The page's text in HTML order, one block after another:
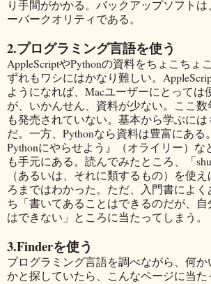
り手間がかかる。バックアップソフト
ーバークオリティである。
2.プログラミング言語を使う
AppleScriptやPythonの資料をちょこちょ
ずれもワシにはかなり難しい。
ようになれば、Macユーザーにとっては
が、いかんせん、資料が少ない。ここ
も発売されていない。基本から学ぶには
だ。一方、Pythonなら資料は豊富にある
Pythonにやらせよう』（オライリー）な
も手元にある。読んでみたところ、「
（あるいは、それに類するもの）を使
ろまではわかった。ただ、入門書によ
ち「書いてあることはできるのだが、自
はできない」ところに当たってしまう。
3.Finderを使う
プログラミング言語を調べながら、何
かと探していたら、こんなページに当た